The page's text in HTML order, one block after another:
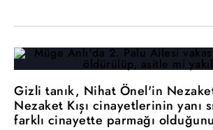
Gizli tanık, Nihat Önel'in
Nezaket Kışı cinayetlerinin yanı
farklı cinayette parmağı